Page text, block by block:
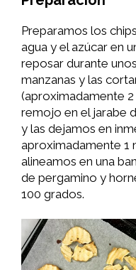
Preparamos los
agua y el azúcar en
reposar durante
manzanas y las
(aproximadamente
remojo en el jarabe
y las dejamos en
aproximadamente 1
alineamos en una
de pergamino y
100 grados.